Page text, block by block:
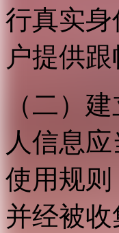
行真实
户提供跟
（二）
人信息
使用规
并经被收